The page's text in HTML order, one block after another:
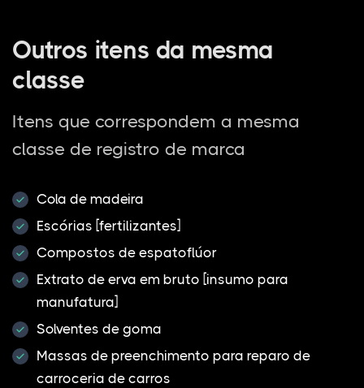
Outros itens da mesma
classe
Itens que correspondem a mesma
classe de registro de marca
Cola de madeira
Escórias [fertilizantes]
Compostos de espatoflúor
Extrato de erva em bruto [insumo para
manufatura]
Solventes de goma
Massas de preenchimento para reparo de
carroceria de carros